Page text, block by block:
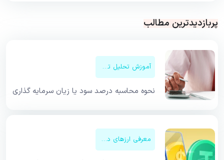
پربازدیدترین مطالب
آموزش تحلیل تکنیکال
نحوه محاسبه درصد سود یا زیان سرمایه گذاری
معرفی ارزهای دیجیتال